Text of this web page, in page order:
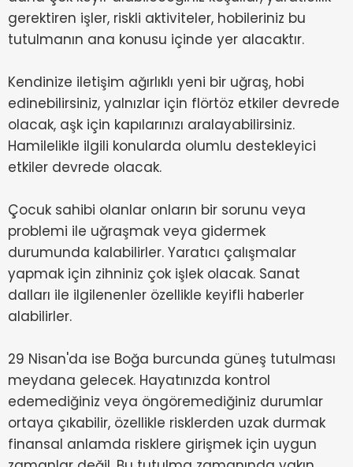
gerektiren işler, riskli aktiviteler, hobileriniz bu
tutulmanın ana konusu içinde yer alacaktır.
Kendinize iletişim ağırlıklı yeni bir uğraş, hobi
edinebilirsiniz, yalnızlar için flörtöz etkiler devrede
olacak, aşk için kapılarınızı aralayabilirsiniz.
Hamilelikle ilgili konularda olumlu destekleyici
etkiler devrede olacak.
Çocuk sahibi olanlar onların bir sorunu veya
problemi ile uğraşmak veya gidermek
durumunda kalabilirler. Yaratıcı çalışmalar
yapmak için zihniniz çok işlek olacak. Sanat
dalları ile ilgilenenler özellikle keyifli haberler
alabilirler.
29 Nisan'da ise Boğa burcunda güneş tutulması
meydana gelecek. Hayatınızda kontrol
edemediğiniz veya öngöremediğiniz durumlar
ortaya çıkabilir, özellikle risklerden uzak durmak
finansal anlamda risklere girişmek için uygun